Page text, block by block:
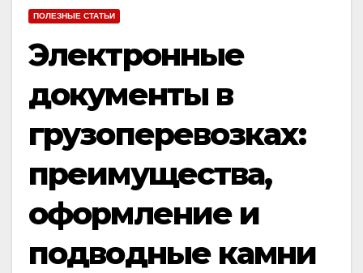
ПОЛЕЗНЫЕ СТАТЬИ
Электронные
документы в
грузоперевозках:
преимущества,
оформление и
подводные камни